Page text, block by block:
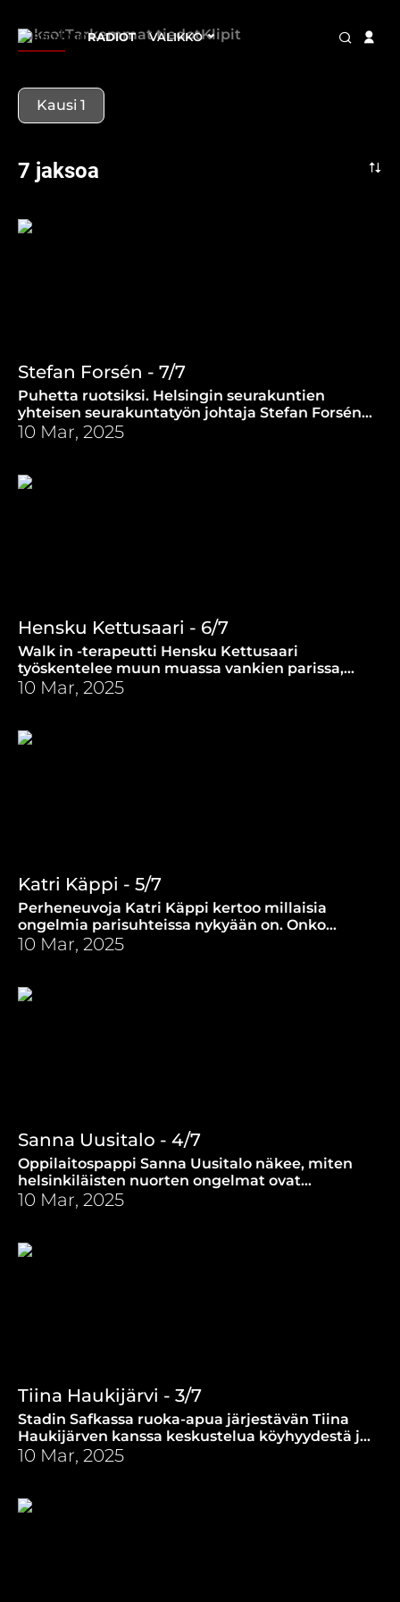
RADIOT VALIKKO
JaksotTarkemmat tiedotKlipit
Kausi 1
7 jaksoa
Stefan Forsén - 7/7
Puhetta ruotsiksi. Helsingin seurakuntien
yhteisen seurakuntatyön johtaja Stefan Forsén
ei osannut suomea, mutta saarnaa nyt
10 Mar, 2025
Hensku Kettusaari - 6/7
Walk in -terapeutti Hensku Kettusaari
työskentelee muun muassa vankien parissa,
joilla ei mene kovin hyvin. Miten vankeja voisi
10 Mar, 2025
Katri Käppi - 5/7
Perheneuvoja Katri Käppi kertoo millaisia
ongelmia parisuhteissa nykyään on. Onko
tilanteita, joissa hän asiantuntijana saattaa jopa
neuvoa paria eroamaan?
10 Mar, 2025
Sanna Uusitalo - 4/7
Oppilaitospappi Sanna Uusitalo näkee, miten
helsinkiläisten nuorten ongelmat ovat
lisääntyneet. Mitä nuorten ongelmille voi ja
pitäisi tehdä?
10 Mar, 2025
Tiina Haukijärvi - 3/7
Stadin Safkassa ruoka-apua järjestävän Tiina
Haukijärven kanssa keskustelua köyhyydestä ja
nälästä.
10 Mar, 2025